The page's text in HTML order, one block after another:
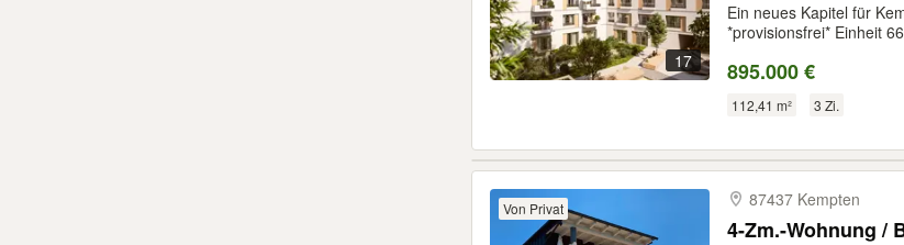
17
Ein neues Kapitel für
*provisionsfrei* Einheit
895.000 €
112,41 m² 3 Zi.
Von Privat 87437 Kempten
4-Zm.-Wohnung /